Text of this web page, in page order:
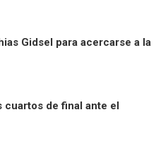
Gidsel para acercarse a la
cuartos de final ante el